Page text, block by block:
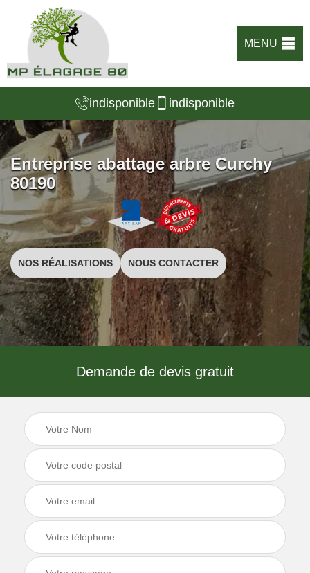
MENU
indisponible indisponible
Entreprise abattage arbre Curchy
80190
NOS RÉALISATIONS NOUS CONTACTER
Demande de devis gratuit